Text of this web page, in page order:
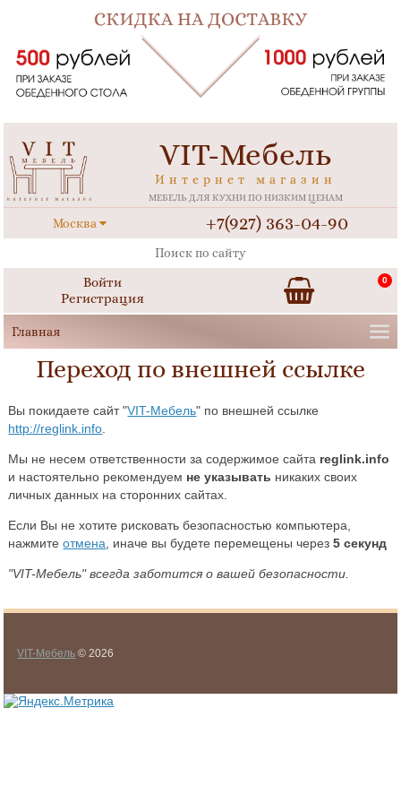
VIT-Мебель
Интернет магазин
МЕБЕЛЬ ДЛЯ КУХНИ ПО НИЗКИМ ЦЕНАМ
Москва +7(927) 363-04-90
Войти
Регистрация
0
Переход по внешней ссылке
Вы покидаете сайт "VIT-Мебель" по внешней ссылке
http://reglink.info
Мы не несем ответственности за содержимое сайта reglink.info
и настоятельно рекомендуем не указывать никаких своих
личных данных на сторонних сайтах.
Если Вы не хотите рисковать безопасностью компьютера,
нажмитеотмена , иначе вы будете перемещены через5 секунд
"VIT-Мебель" всегда заботится о вашей безопасности.
VIT-Мебель © 2026